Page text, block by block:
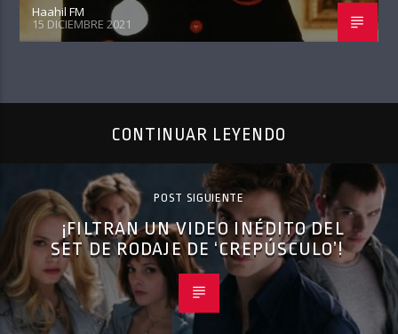
Haahil FM
15 DICIEMBRE 2021
CONTINUAR LEYENDO
POST SIGUIENTE
¡FILTRAN UN VIDEO INÉDITO DEL
SET DE RODAJE DE ‘CREPÚSCULO’!